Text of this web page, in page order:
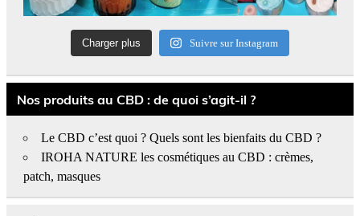
Charger plus Suivre sur Instagram
Nos produits au CBD : de quoi s’agit-il ?
Le CBD c’est quoi ? Quels sont les bienfaits du CBD ?
IROHA NATURE les cosmétiques au CBD : crèmes,
patch, masques